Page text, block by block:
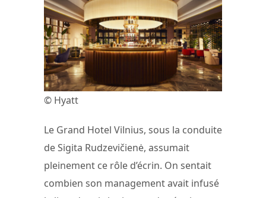
© Hyatt
Le Grand Hotel Vilnius, sous la conduite
de Sigita Rudzevičienė, assumait
pleinement ce rôle d’écrin. On sentait
combien son management avait infusé